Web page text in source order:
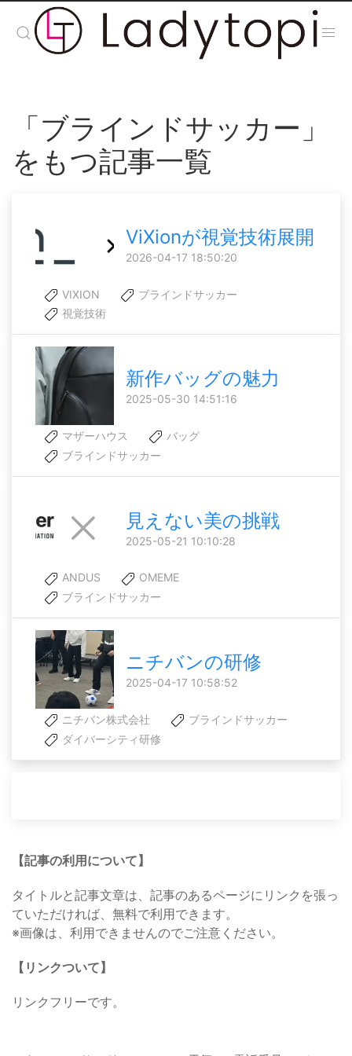
「ブラインドサッカー」
をもつ記事一覧
ViXionが視覚技術展開
2026-04-17 18:50:20
VIXION
ブラインドサッカー
視覚技術
新作バッグの魅力
2025-05-30 14:51:16
マザーハウス
バッグ
ブラインドサッカー
見えない美の挑戦
2025-05-21 10:10:28
ANDUS
OMEME
ブラインドサッカー
ニチバンの研修
2025-04-17 10:58:52
ニチバン株式会社
ブラインドサッカー
ダイバーシティ研修
【記事の利用について】
タイトルと記事文章は、記事のあるページにリンクを張っ
ていただければ、無料で利用できます。
※画像は、利用できませんのでご注意ください。
【リンクついて】
リンクフリーです。